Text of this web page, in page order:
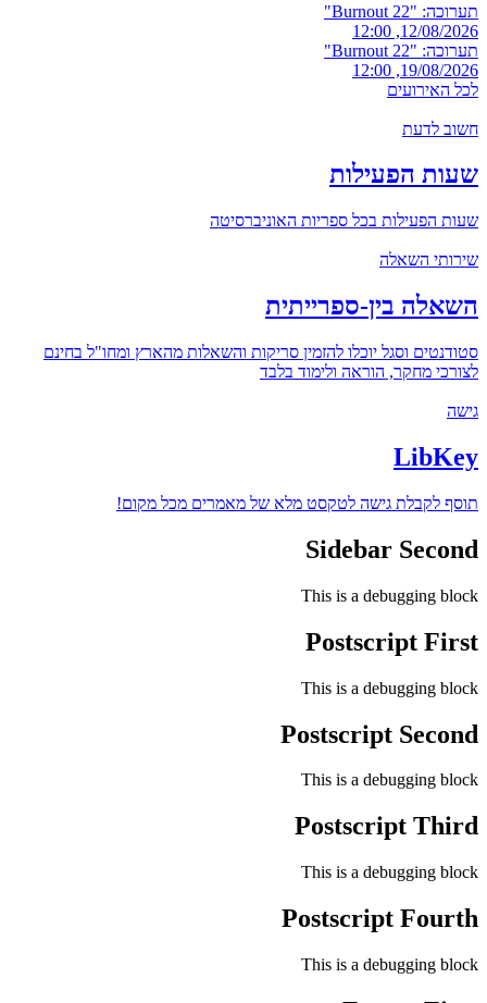
תערוכה: "Burnout 22"
12/08/2026, 12:00
תערוכה: "Burnout 22"
19/08/2026, 12:00
לכל האירועים
חשוב לדעת
שעות הפעילות
שעות הפעילות בכל ספריות האוניברסיטה
שירותי השאלה
השאלה בין-ספרייתית
סטודנטים וסגל יוכלו להזמין סריקות והשאלות מהארץ ומחו"ל בחינם
לצורכי מחקר, הוראה ולימוד בלבד
גישה
LibKey
תוסף לקבלת גישה לטקסט מלא של מאמרים מכל מקום!
Sidebar Second
This is a debugging block
Postscript First
This is a debugging block
Postscript Second
This is a debugging block
Postscript Third
This is a debugging block
Postscript Fourth
This is a debugging block